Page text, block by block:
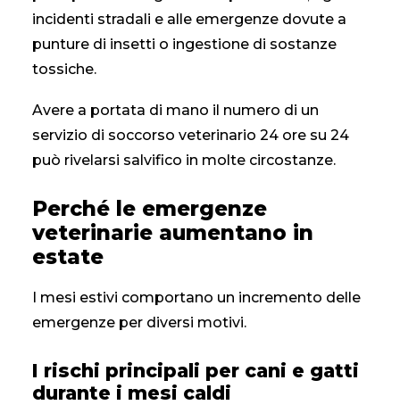
incidenti stradali e alle emergenze dovute a
punture di insetti o ingestione di sostanze
tossiche.
Avere a portata di mano il numero di un
servizio di soccorso veterinario 24 ore su 24
può rivelarsi salvifico in molte circostanze.
Perché le emergenze
veterinarie aumentano in
estate
I mesi estivi comportano un incremento delle
emergenze per diversi motivi.
I rischi principali per cani e gatti
durante i mesi caldi